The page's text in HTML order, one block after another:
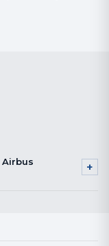
+